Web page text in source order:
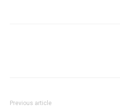
Previous article